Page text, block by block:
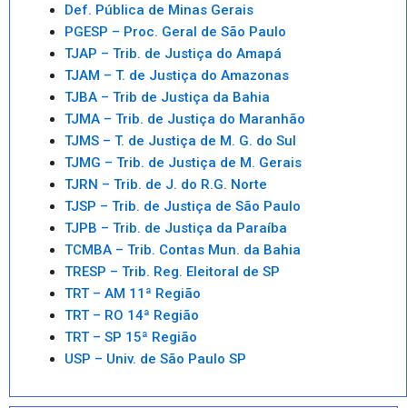
Def. Pública de Minas Gerais
PGESP – Proc. Geral de São Paulo
TJAP – Trib. de Justiça do Amapá
TJAM – T. de Justiça do Amazonas
TJBA – Trib de Justiça da Bahia
TJMA – Trib. de Justiça do Maranhão
TJMS – T. de Justiça de M. G. do Sul
TJMG – Trib. de Justiça de M. Gerais
TJRN – Trib. de J. do R.G. Norte
TJSP – Trib. de Justiça de São Paulo
TJPB – Trib. de Justiça da Paraíba
TCMBA – Trib. Contas Mun. da Bahia
TRESP – Trib. Reg. Eleitoral de SP
TRT – AM 11ª Região
TRT – RO 14ª Região
TRT – SP 15ª Região
USP – Univ. de São Paulo SP